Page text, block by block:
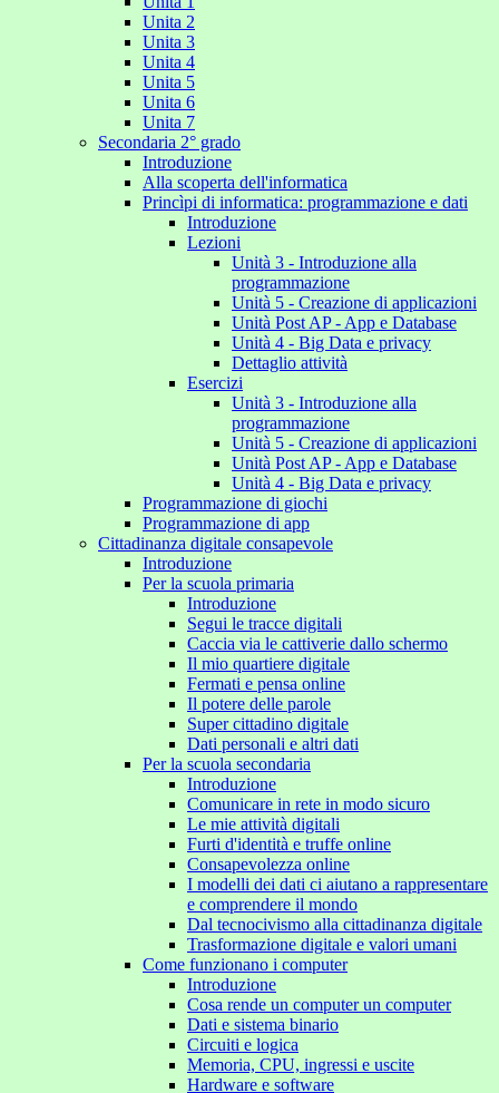
Unita 2
Unita 3
Unita 4
Unita 5
Unita 6
Unita 7
Secondaria 2° grado
Introduzione
Alla scoperta dell'informatica
Princìpi di informatica: programmazione e dati
Introduzione
Lezioni
Unità 3 - Introduzione alla
programmazione
Unità 5 - Creazione di applicazioni
Unità Post AP - App e Database
Unità 4 - Big Data e privacy
Dettaglio attività
Esercizi
Unità 3 - Introduzione alla
programmazione
Unità 5 - Creazione di applicazioni
Unità Post AP - App e Database
Unità 4 - Big Data e privacy
Programmazione di giochi
Programmazione di app
Cittadinanza digitale consapevole
Introduzione
Per la scuola primaria
Introduzione
Segui le tracce digitali
Caccia via le cattiverie dallo schermo
Il mio quartiere digitale
Fermati e pensa online
Il potere delle parole
Super cittadino digitale
Dati personali e altri dati
Per la scuola secondaria
Introduzione
Comunicare in rete in modo sicuro
Le mie attività digitali
Furti d'identità e truffe online
Consapevolezza online
I modelli dei dati ci aiutano a rappresentare
e comprendere il mondo
Dal tecnocivismo alla cittadinanza digitale
Trasformazione digitale e valori umani
Come funzionano i computer
Introduzione
Cosa rende un computer un computer
Dati e sistema binario
Circuiti e logica
Memoria, CPU, ingressi e uscite
Hardware e software